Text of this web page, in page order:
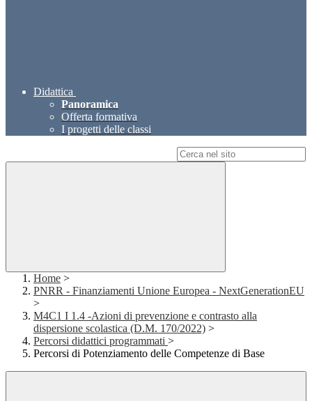
Didattica
Panoramica
Offerta formativa
I progetti delle classi
Home >
PNRR - Finanziamenti Unione Europea - NextGenerationEU
>
M4C1 I 1.4 -Azioni di prevenzione e contrasto alla
dispersione scolastica (D.M. 170/2022) >
Percorsi didattici programmati >
Percorsi di Potenziamento delle Competenze di Base